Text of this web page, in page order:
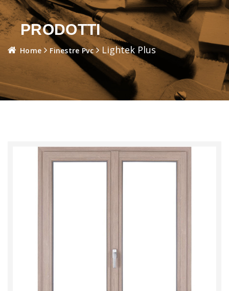
PRODOTTI
Home Finestre Pvc Lightek Plus